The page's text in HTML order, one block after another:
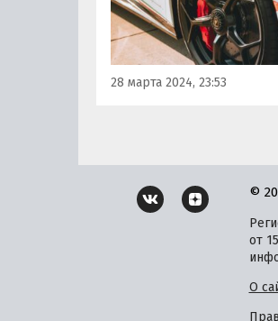
нужно менять ее,
«Автоновостям
дня» технический
международной сети
автосервисов Fit Service
28 марта 2024, 23:53
©
от
О